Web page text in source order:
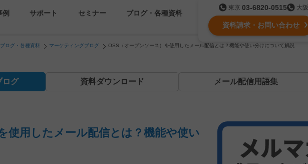
認証サービス
（当社グループ企業）
例 サポート セミナー ブログ・各種資料
資料請求・お問い合わせ
東京 03-6820-0515 大阪
ブログ・各種資料 マーケティングブログ OSS（オープンソース）を使用したメール配信とは？機能や使い分けについて解説
ログ 資料ダウンロード メール配信用語集
使用したメール配信とは？機能や使い